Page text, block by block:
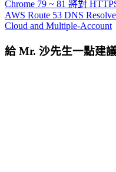
Chrome 79 ~ 81 將對
AWS Route 53 DNS
Cloud and Multiple-Account
給 Mr. 沙先生一點建